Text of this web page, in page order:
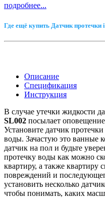
подробнее...
Где ещё купить Датчик
Описание
Спецификация
Инструкция
В случае утечки жидкости
SL002 посылает
Установите датчик
воды. Зачастую это ванные
датчик на пол и будьте
протечку воды как можно
квартиру, а также квартиру
повреждений и
установить несколько
чтобы понимать, каких